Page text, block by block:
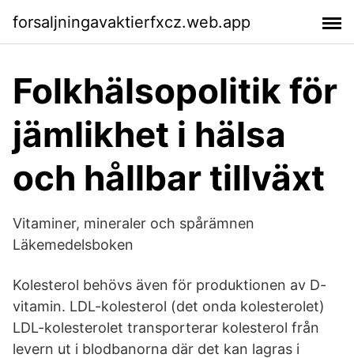
forsaljningavaktierfxcz.web.app
Folkhälsopolitik för
jämlikhet i hälsa
och hållbar tillväxt
Vitaminer, mineraler och spårämnen
Läkemedelsboken
Kolesterol behövs även för produktionen av D-
vitamin. LDL-kolesterol (det onda kolesterolet)
LDL-kolesterolet transporterar kolesterol från
levern ut i blodbanorna där det kan lagras i